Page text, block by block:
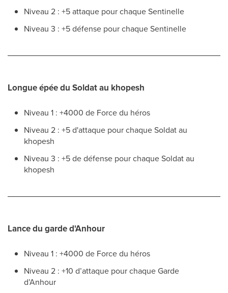
Niveau 2 : +5 attaque pour chaque Sentinelle
Niveau 3 : +5 défense pour chaque Sentinelle
Longue épée du Soldat au khopesh
Niveau 1 : +4000 de Force du héros
Niveau 2 : +5 d'attaque pour chaque Soldat au
khopesh
Niveau 3 : +5 de défense pour chaque Soldat au
khopesh
Lance du garde d'Anhour
Niveau 1 : +4000 de Force du héros
Niveau 2 : +10 d’attaque pour chaque Garde
d’Anhour